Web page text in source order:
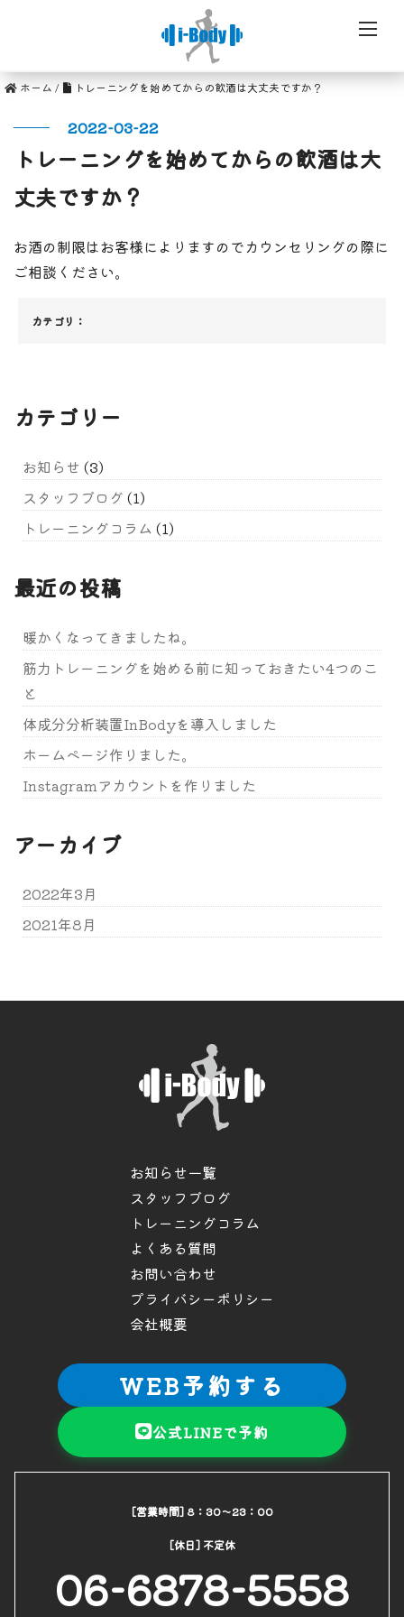
ホーム / トレーニングを始めてからの飲酒は大丈夫ですか？
2022-03-22
トレーニングを始めてからの飲酒は大
丈夫ですか？
お酒の制限はお客様によりますのでカウンセリングの際に
ご相談ください。
カテゴリ：
カテゴリー
お知らせ (3)
スタッフブログ (1)
トレーニングコラム (1)
最近の投稿
暖かくなってきましたね。
筋力トレーニングを始める前に知っておきたい4つのこ
と
体成分分析装置InBodyを導入しました
ホームページ作りました。
Instagramアカウントを作りました
アーカイブ
2022年3月
2021年8月
お知らせ一覧
スタッフブログ
トレーニングコラム
よくある質問
お問い合わせ
プライバシーポリシー
会社概要
WEB予約する
公式LINEで予約
[営業時間] 8：30～23：00
[休日] 不定休
06-6878-5558